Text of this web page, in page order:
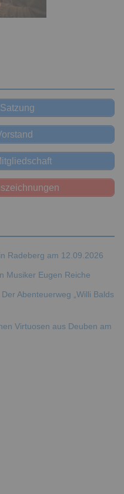
Radeberg am 12.09.2026
Musiker Eugen Reiche
Abenteuerweg „Willi Balds
Virtuosen aus Deuben am